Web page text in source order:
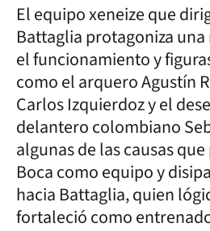
El equipo xeneize que
Battaglia protagoniza
el funcionamiento y
como el arquero Agustín
Carlos Izquierdoz y el
delantero colombiano
algunas de las causas
Boca como equipo y
hacia Battaglia, quien
fortaleció como